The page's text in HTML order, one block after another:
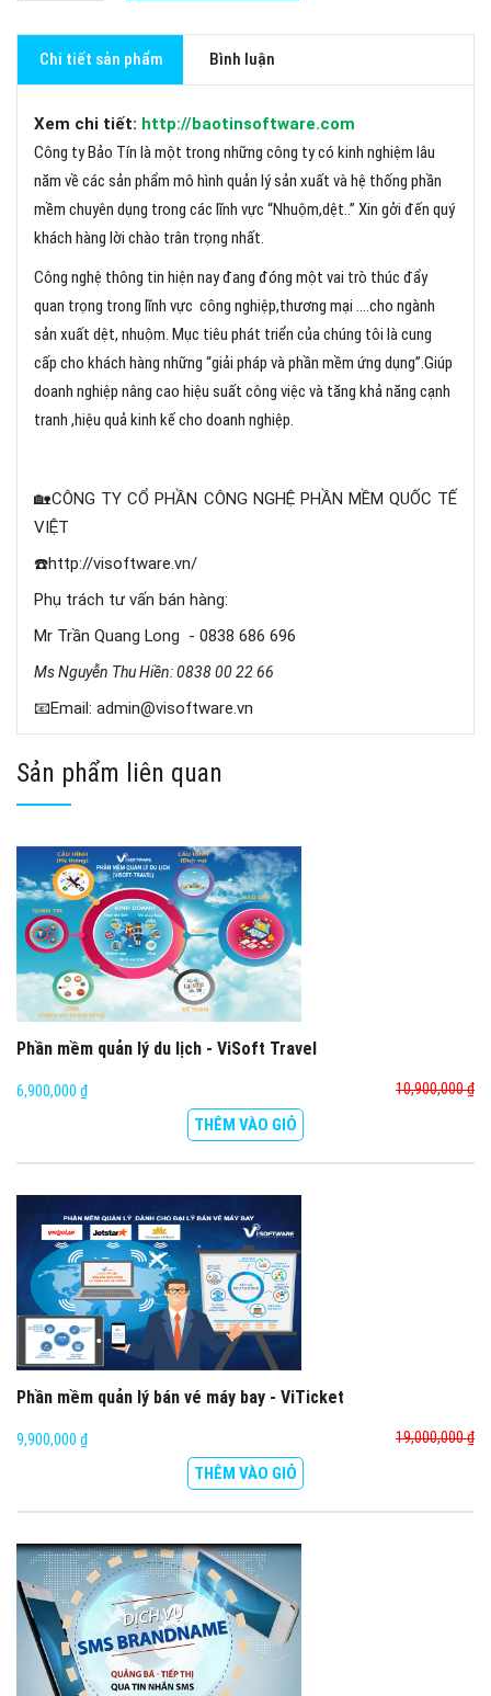
Chi tiết sản phẩm Bình luận
Xem chi tiết: http://baotinsoftware.com
Công ty Bảo Tín là một trong những công ty có kinh nghiệm lâu
năm về các sản phẩm mô hình quản lý sản xuất và hệ thống phần
mềm chuyên dụng trong các lĩnh vực “Nhuộm,dệt..” Xin gởi đến quý
khách hàng lời chào trân trọng nhất.
Công nghệ thông tin hiện nay đang đóng một vai trò thúc đẩy
quan trọng trong lĩnh vực công nghiệp,thương mại ….cho ngành
sản xuất dệt, nhuộm. Mục tiêu phát triển của chúng tôi là cung
cấp cho khách hàng những “giải pháp và phần mềm ứng dụng”.Giúp
doanh nghiệp nâng cao hiệu suất công việc và tăng khả năng cạnh
tranh ,hiệu quả kinh kế cho doanh nghiệp.
🏡CÔNG TY CỔ PHẦN CÔNG NGHỆ PHẦN MỀM QUỐC TẾ
VIỆT
☎️http://visoftware.vn/
Phụ trách tư vấn bán hàng:
Mr Trần Quang Long - 0838 686 696
Ms Nguyễn Thu Hiền: 0838 00 22 66
📧Email: admin@visoftware.vn
Sản phẩm liên quan
Phần mềm quản lý du lịch - ViSoft Travel
6,900,000 ₫ 10,900,000 ₫
THÊM VÀO GIỎ
Phần mềm quản lý bán vé máy bay - ViTicket
9,900,000 ₫ 19,000,000 ₫
THÊM VÀO GIỎ